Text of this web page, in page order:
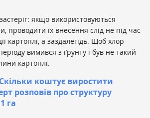
якщо використовуються
проводити їх внесення слід не під час
картоплі, а заздалегідь. Щоб хлор
вимився з ґрунту і був не такий
картоплі.
Скільки коштує виростити
розповів про структуру
га